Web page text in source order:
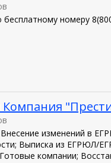
бесплатному номеру
изменений в
Выписка из ЕГРЮЛ/
компании;